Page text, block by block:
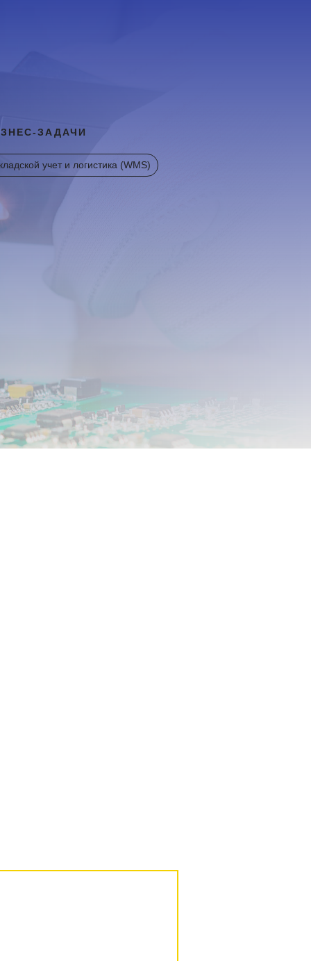
ЗАДАЧИ
учет и логистика (WMS)